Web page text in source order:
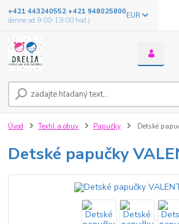
EUR
+421 443240552 +421 948025800
denne od 9:00-19:00 hod.)
Úvod Textil a obuv Papučky Detské
Detské papučky